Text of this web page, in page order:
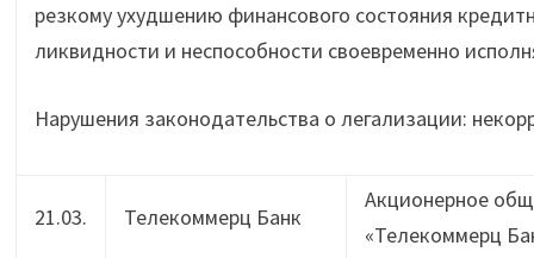
резкому ухудшению финансового состояния
ликвидности и неспособности своевременно
Нарушения законодательства о легализации:
21.03. Телекоммерц Банк
Акционерное
«Телекоммерц